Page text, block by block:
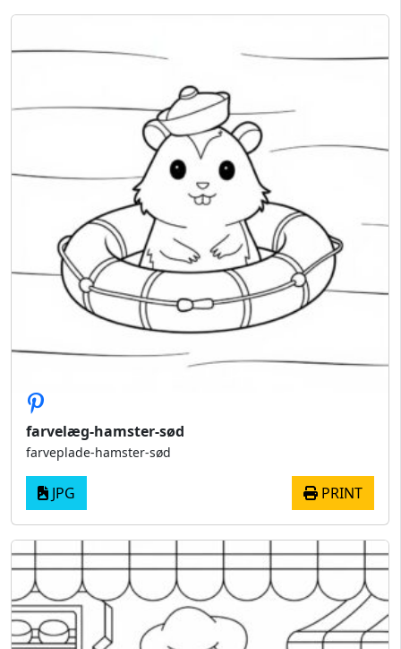
farvelæg-hamster-sød
farveplade-hamster-sød
JPG PRINT